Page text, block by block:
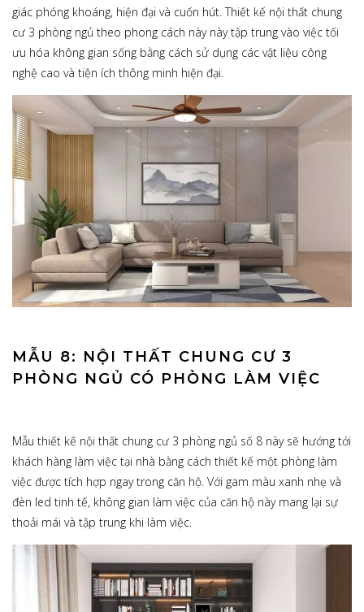
giác phóng khoáng, hiện đại và cuốn hút. Thiết kế nội thất chung
cư 3 phòng ngủ theo phong cách này này tập trung vào việc tối
ưu hóa không gian sống bằng cách sử dụng các vật liệu công
nghệ cao và tiện ích thông minh hiện đại.
MẪU 8: NỘI THẤT CHUNG CƯ 3
PHÒNG NGỦ CÓ PHÒNG LÀM VIỆC
Mẫu thiết kế nội thất chung cư 3 phòng ngủ số 8 này sẽ hướng tới
khách hàng làm việc tại nhà bằng cách thiết kế một phòng làm
việc được tích hợp ngay trong căn hộ. Với gam màu xanh nhẹ và
đèn led tinh tế, không gian làm việc của căn hộ này mang lại sự
thoải mái và tập trung khi làm việc.